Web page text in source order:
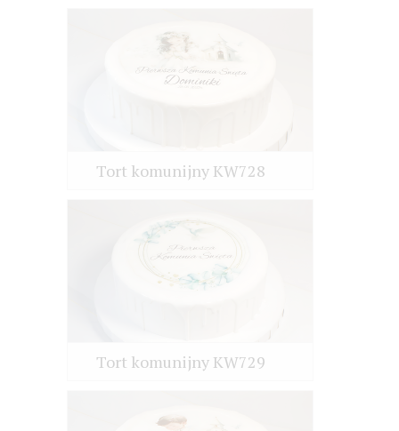
Tort komunijny KW728
Tort komunijny KW729